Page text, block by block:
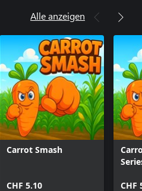
Alle anzeigen
Carrot Smash
CHF 5.10 CHF